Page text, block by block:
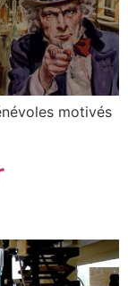
motivés